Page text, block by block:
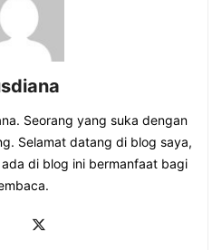
Seorang yang suka dengan
Selamat datang di blog saya,
di blog ini bermanfaat bagi